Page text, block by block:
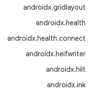
androidx.gridlayout
androidx.health
androidx.health.connect
androidx.heifwriter
androidx.hilt
androidx.ink